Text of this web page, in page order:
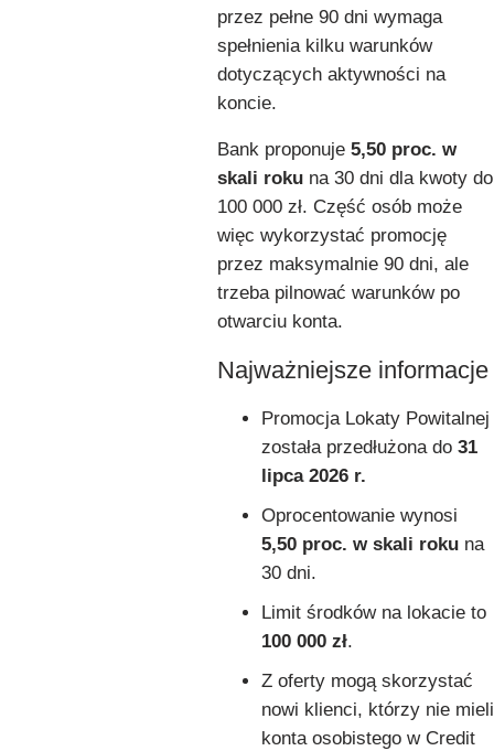
przez pełne 90 dni wymaga
spełnienia kilku warunków
dotyczących aktywności na
koncie.
Bank proponuje 5,50 proc. w
skali roku na 30 dni dla kwoty do
100 000 zł. Część osób może
więc wykorzystać promocję
przez maksymalnie 90 dni, ale
trzeba pilnować warunków po
otwarciu konta.
Najważniejsze informacje
Promocja Lokaty Powitalnej
została przedłużona do 31
lipca 2026 r.
Oprocentowanie wynosi
5,50 proc. w skali roku na
30 dni.
Limit środków na lokacie to
100 000 zł.
Z oferty mogą skorzystać
nowi klienci, którzy nie mieli
konta osobistego w Credit